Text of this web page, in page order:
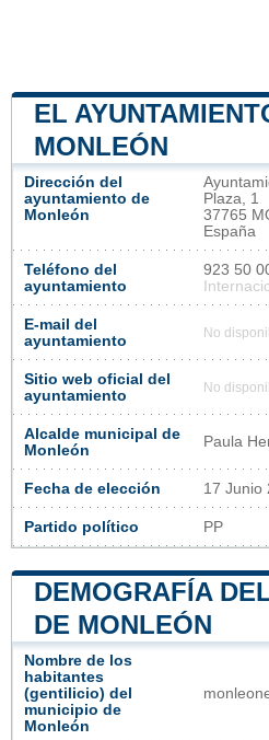
EL
MONLEÓN
Dirección del
ayuntamiento de
Monleón
Plaza, 1
37765
España
Teléfono del
ayuntamiento
923 50
E-mail del
ayuntamiento
No
Sitio web oficial del
ayuntamiento
No
Alcalde municipal de
Monleón
Paula
Fecha de elección 17 Junio
Partido político PP
DEMOGRAFÍA
DE MONLEÓN
Nombre de los
habitantes
(gentilicio) del
municipio de
Monleón